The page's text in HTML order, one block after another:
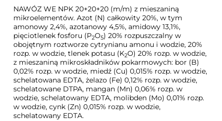
NAWÓZ WE NPK 20+20+20 (m/m) z mieszaniną
mikroelementów. Azot (N) całkowity 20%, w tym
amonowy 2,4%, azotanowy 4,5%, amidowy 13,1%,
pięciotlenek fosforu (P2O5) 20% rozpuszczalny w
obojętnym roztworze cytrynianu amonu i wodzie, 20%
rozp. w wodzie, tlenek potasu (K2O) 20% rozp. w wodzie,
z mieszaniną mikroskładników pokarmowych: bor (B)
0,02% rozp. w wodzie, miedź (Cu) 0,015% rozp. w wodzie,
schelatowana EDTA, żelazo (Fe) 0,12% rozp. w wodzie,
schelatowane DTPA, mangan (Mn) 0,06% rozp. w
wodzie, schelatowany EDTA, molibden (Mo) 0,01% rozp.
w wodzie, cynk (Zn) 0,015% rozp. w wodzie,
schelatowany EDTA.